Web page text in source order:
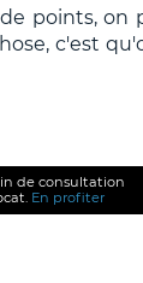
points,
c'est
de consultation
En profiter